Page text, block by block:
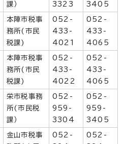
課）
3323
3405
本陣市税事
務所(市民
税課)
052-
433-
4021
052-
433-
4065
本陣市税事
務所(市民
税課)
052-
433-
4022
052-
433-
4065
栄市税事務
所(市民税
課）
052-
959-
3304
052-
959-
3405
金山市税事
052-
052-